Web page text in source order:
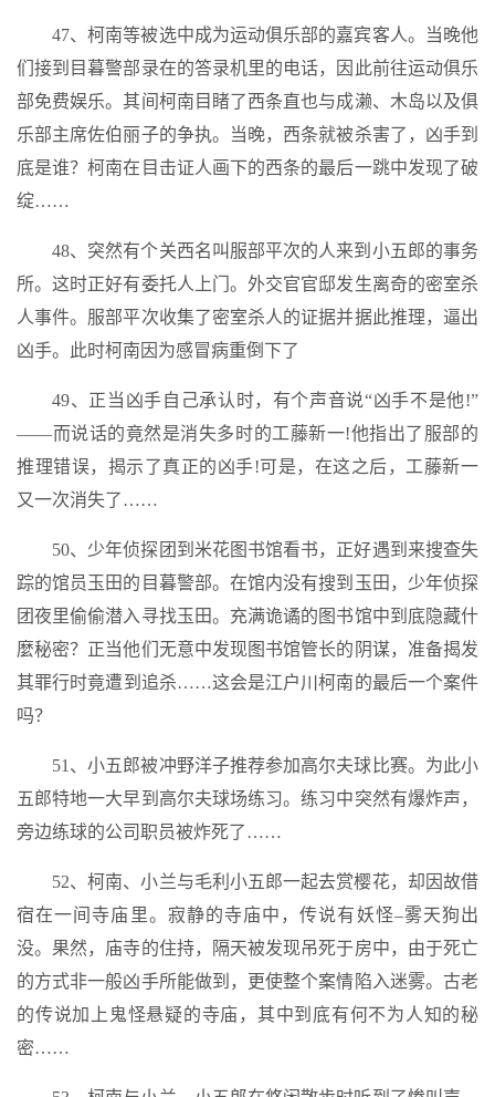
47、柯南等被选中成为运动俱乐部的嘉宾客人。当晚他
们接到目暮警部录在的答录机里的电话，因此前往运动俱乐
部免费娱乐。其间柯南目睹了西条直也与成濑、木岛以及俱
乐部主席佐伯丽子的争执。当晚，西条就被杀害了，凶手到
底是谁？柯南在目击证人画下的西条的最后一跳中发现了破
绽……
48、突然有个关西名叫服部平次的人来到小五郎的事务
所。这时正好有委托人上门。外交官官邸发生离奇的密室杀
人事件。服部平次收集了密室杀人的证据并据此推理，逼出
凶手。此时柯南因为感冒病重倒下了
49、正当凶手自己承认时，有个声音说“凶手不是他!”
——而说话的竟然是消失多时的工藤新一!他指出了服部的
推理错误，揭示了真正的凶手!可是，在这之后，工藤新一
又一次消失了……
50、少年侦探团到米花图书馆看书，正好遇到来搜查失
踪的馆员玉田的目暮警部。在馆内没有搜到玉田，少年侦探
团夜里偷偷潜入寻找玉田。充满诡谲的图书馆中到底隐藏什
麼秘密？正当他们无意中发现图书馆管长的阴谋，准备揭发
其罪行时竟遭到追杀……这会是江户川柯南的最后一个案件
吗？
51、小五郎被冲野洋子推荐参加高尔夫球比赛。为此小
五郎特地一大早到高尔夫球场练习。练习中突然有爆炸声，
旁边练球的公司职员被炸死了……
52、柯南、小兰与毛利小五郎一起去赏樱花，却因故借
宿在一间寺庙里。寂静的寺庙中，传说有妖怪–雾天狗出
没。果然，庙寺的住持，隔天被发现吊死于房中，由于死亡
的方式非一般凶手所能做到，更使整个案情陷入迷雾。古老
的传说加上鬼怪悬疑的寺庙，其中到底有何不为人知的秘
密……